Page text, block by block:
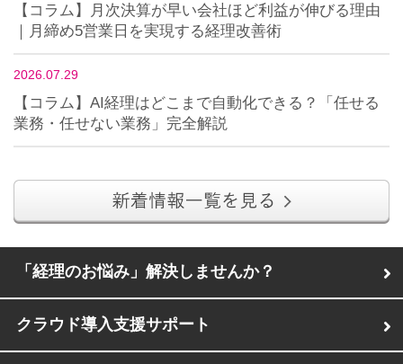
【コラム】月次決算が早い会社ほど利益が伸びる理由
｜月締め5営業日を実現する経理改善術
2026.07.29
【コラム】AI経理はどこまで自動化できる？「任せる
業務・任せない業務」完全解説
「経理のお悩み」解決しませんか？
クラウド導入支援サポート